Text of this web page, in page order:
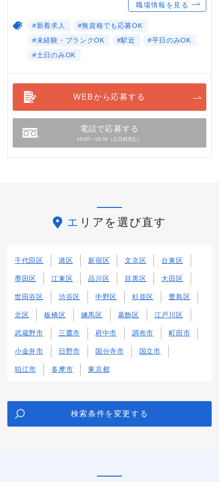
職場情報を見る
#新着求人
#無資格でも応募OK
#未経験・ブランクOK
#駅近
#平日のみOK
#土日のみOK
WEBから応募する
電話で応募する
10:00～18:30（土日祝含む）
エリアを選び直す
千代田区 港区 新宿区 文京区 台東区
墨田区 江東区 品川区 目黒区 大田区
世田谷区 渋谷区 中野区 杉並区 豊島区
北区 板橋区 練馬区 葛飾区 江戸川区
武蔵野市 三鷹市 府中市 調布市 町田市
小金井市 日野市 国分寺市 国立市
狛江市 多摩市 東京都
検索条件を変更する